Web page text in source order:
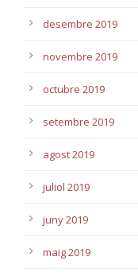
desembre 2019
novembre 2019
octubre 2019
setembre 2019
agost 2019
juliol 2019
juny 2019
maig 2019